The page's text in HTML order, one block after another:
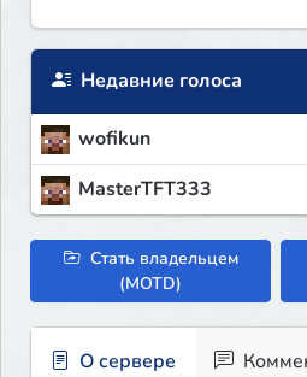
Недавние голоса
wofikun
MasterTFT333
Стать владельцем
(MOTD)
О сервере